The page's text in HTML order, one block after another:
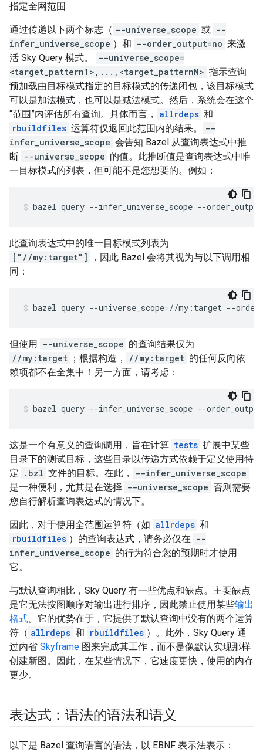
指定全网范围
通过传递以下两个标志（ --universe_scope 或 --
infer_universe_scope ）和 --order_output=no 来激
活 Sky Query 模式。
--universe_scope=
<target_pattern1>,...,<target_patternN> 指示查询
预加载由目标模式指定的目标模式的传递闭包，该目标模式
可以是加法模式，也可以是减法模式。然后，系统会在这个
“范围”内评估所有查询。具体而言，
allrdeps 和
rbuildfiles 运算符仅返回此范围内的结果。
--
infer_universe_scope 会告知 Bazel 从查询表达式中推
断 --universe_scope 的值。此推断值是查询表达式中唯
一目标模式的列表，但可能不是您想要的。例如：
bazel query --infer_universe_scope --order_output
此查询表达式中的唯一目标模式列表为
["//my:target"]
，因此 Bazel 会将其视为与以下调用相
同：
bazel query --universe_scope=//my:target --
但使用 --universe_scope 的查询结果仅为
//my:target ；根据构造， //my:target 的任何反向依
赖项都不在全集中！另一方面，请考虑：
bazel query --infer_universe_scope --order_output
这是一个有意义的查询调用，旨在计算 tests 扩展中某些
目录下的测试目标，这些目录以传递方式依赖于定义使用特
定
.bzl 文件的目标。在此，
--infer_universe_scope
是一种便利，尤其是在选择 --universe_scope 否则需要
您自行解析查询表达式的情况下。
因此，对于使用全范围运算符（如 allrdeps 和
rbuildfiles ）的查询表达式，请务必仅在 --
infer_universe_scope 的行为符合您的预期时才使用
它。
与默认查询相比，Sky Query 有一些优点和缺点。主要缺点
是它无法按图顺序对输出进行排序，因此禁止使用某些输出
格式。它的优势在于，它提供了默认查询中没有的两个运算
符（ allrdeps 和 rbuildfiles ）。此外，Sky Query 通
过内省 Skyframe 图来完成其工作，而不是像默认实现那样
创建新图。因此，在某些情况下，它速度更快，使用的内存
更少。
表达式：语法的语法和语义
以下是 Bazel 查询语言的语法，以 EBNF 表示法表示：